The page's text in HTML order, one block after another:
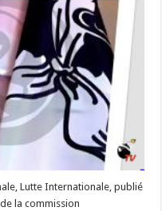
Corsica
Sardegna
:
briser
l’occupation
militaire,
défendre
nos
peuples
»
Lutte Internationale, publié
la commission